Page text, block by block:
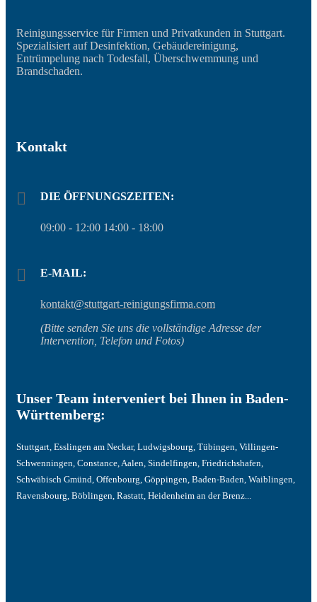
Reinigungsservice für Firmen und Privatkunden in Stuttgart.
Spezialisiert auf Desinfektion, Gebäudereinigung,
Entrümpelung nach Todesfall, Überschwemmung und
Brandschaden.
Kontakt
DIE ÖFFNUNGSZEITEN:
09:00 - 12:00 14:00 - 18:00
E-MAIL:
kontakt@stuttgart-reinigungsfirma.com
(Bitte senden Sie uns die vollständige Adresse der
Intervention, Telefon und Fotos)
Unser Team interveniert bei Ihnen in Baden-
Württemberg:
Stuttgart, Esslingen am Neckar, Ludwigsbourg, Tübingen, Villingen-
Schwenningen, Constance, Aalen, Sindelfingen, Friedrichshafen,
Schwäbisch Gmünd, Offenbourg, Göppingen, Baden-Baden, Waiblingen,
Ravensbourg, Böblingen, Rastatt, Heidenheim an der Brenz...